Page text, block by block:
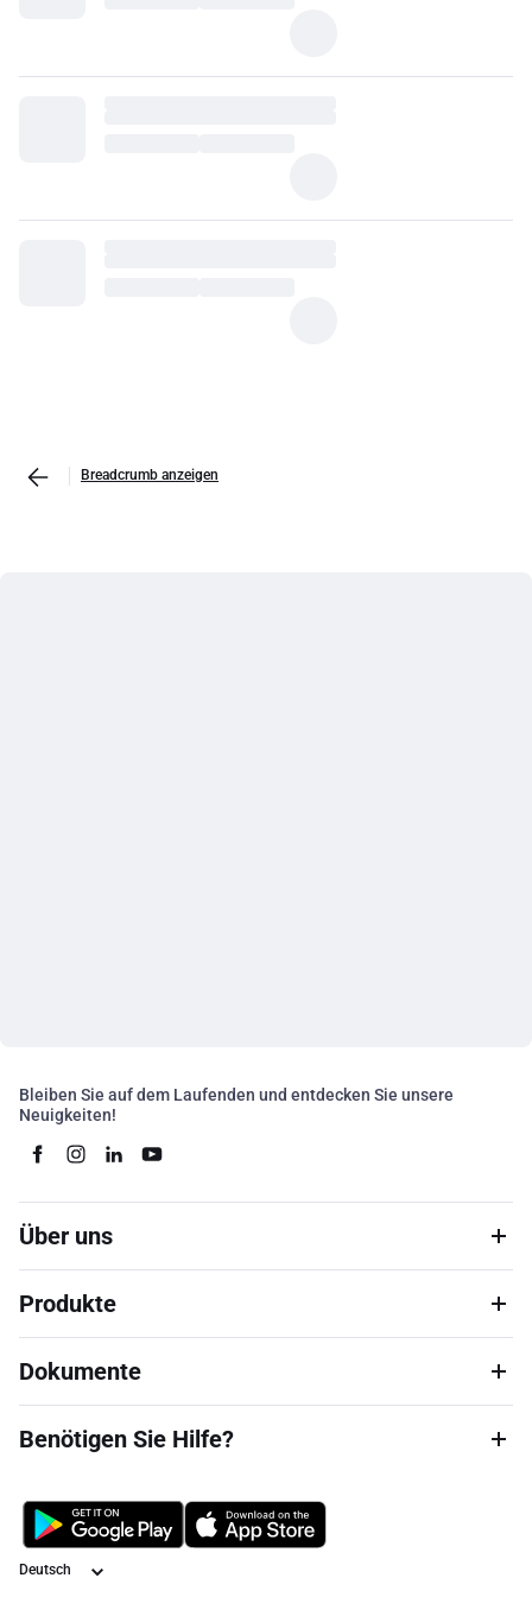
Breadcrumb anzeigen
Bleiben Sie auf dem Laufenden und entdecken Sie unsere
Neuigkeiten!
Über uns
Produkte
Dokumente
Benötigen Sie Hilfe?
Sprache